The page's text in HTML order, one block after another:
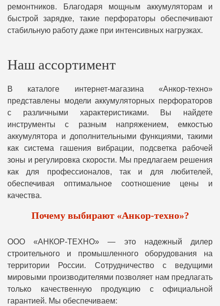
ремонтников. Благодаря мощным аккумуляторам и
быстрой зарядке, такие перфораторы обеспечивают
стабильную работу даже при интенсивных нагрузках.
Наш ассортимент
В каталоге интернет-магазина «Анкор-техно»
представлены модели аккумуляторных перфораторов
с различными характеристиками. Вы найдете
инструменты с разным напряжением, емкостью
аккумулятора и дополнительными функциями, такими
как система гашения вибрации, подсветка рабочей
зоны и регулировка скорости. Мы предлагаем решения
как для профессионалов, так и для любителей,
обеспечивая оптимальное соотношение цены и
качества.
Почему выбирают «Анкор-техно»?
ООО «АНКОР‑ТЕХНО» — это надежный дилер
строительного и промышленного оборудования на
территории России. Сотрудничество с ведущими
мировыми производителями позволяет нам предлагать
только качественную продукцию с официальной
гарантией. Мы обеспечиваем: